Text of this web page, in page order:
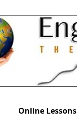
Online Lessons